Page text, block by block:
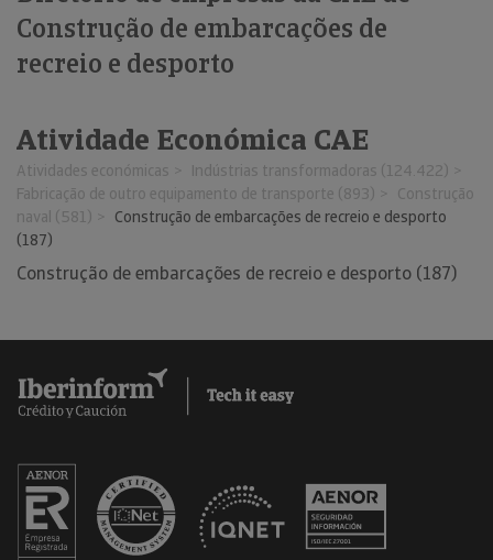
Construção de embarcações de
recreio e desporto
Atividade Económica CAE
Atividades económicas
Indústrias transformadoras (124.422)
Fabricação de outro equipamento de transporte (893)
Construção
naval (581)
Construção de embarcações de recreio e desporto
(187)
Construção de embarcações de recreio e desporto (187)